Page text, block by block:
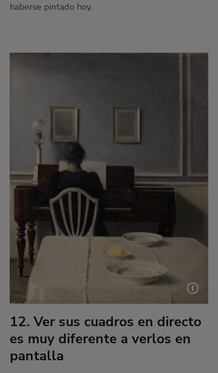
haberse pintado hoy.
12. Ver sus cuadros en directo
es muy diferente a verlos en
pantalla